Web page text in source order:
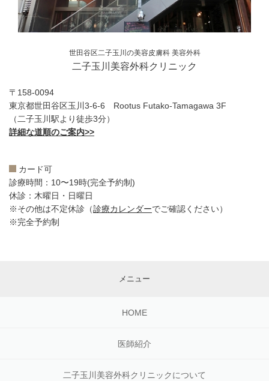
世田谷区二子玉川の美容皮膚科 美容外科
二子玉川美容外科クリニック
〒158-0094
東京都世田谷区玉川3-6-6 Rootus Futako-Tamagawa 3F
（二子玉川駅より徒歩3分）
詳細な道順のご案内>>
カード可
診療時間：10〜19時(完全予約制)
休診：木曜日・日曜日
※その他は不定休診（診療カレンダーでご確認ください）
※完全予約制
メニュー
HOME
医師紹介
二子玉川美容外科クリニックについて